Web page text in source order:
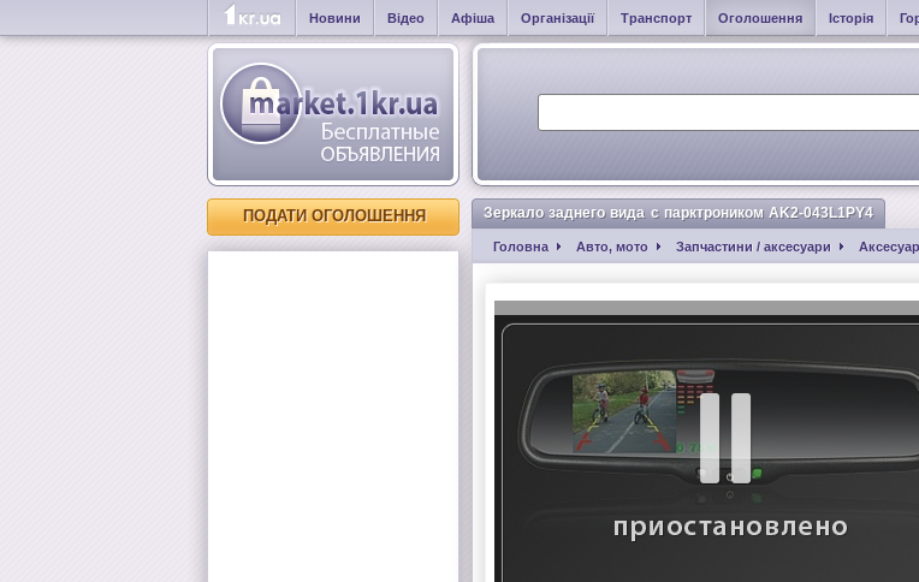
Новини Відео Афіша Організації Транспорт Оголошення Історія
ПОДАТИ ОГОЛОШЕННЯ Зеркало заднего вида с парктроником AK2-043L1PY4
Головна Авто, мото Запчастини / аксесуари